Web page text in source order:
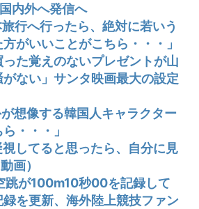
内外へ発信へ
行へ行ったら、絶対に若いう
がいいことがこちら・・・」
た覚えのないプレゼントが山
ない」サンタ映画最大の設定
想像する韓国人キャラクター
・・・」
視してると思ったら、自分に見
画）
跳が100m10秒00を記録して
を更新、海外陸上競技ファン